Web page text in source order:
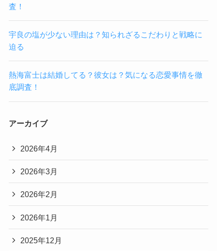
査！
宇良の塩が少ない理由は？知られざるこだわりと戦略に
迫る
熱海富士は結婚してる？彼女は？気になる恋愛事情を徹
底調査！
アーカイブ
2026年4月
2026年3月
2026年2月
2026年1月
2025年12月